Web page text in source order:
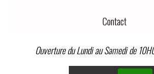
Contact
Ouverture du Lundi au Samedi de